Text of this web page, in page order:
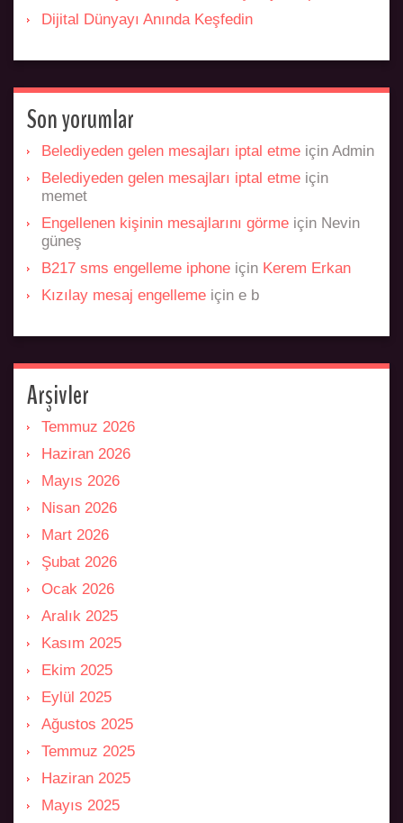
Dijital Dünyayı Anında Keşfedin
Son yorumlar
Belediyeden gelen mesajları iptal etme için Admin
Belediyeden gelen mesajları iptal etme için
memet
Engellenen kişinin mesajlarını görme için Nevin
güneş
B217 sms engelleme iphone için Kerem Erkan
Kızılay mesaj engelleme için e b
Arşivler
Temmuz 2026
Haziran 2026
Mayıs 2026
Nisan 2026
Mart 2026
Şubat 2026
Ocak 2026
Aralık 2025
Kasım 2025
Ekim 2025
Eylül 2025
Ağustos 2025
Temmuz 2025
Haziran 2025
Mayıs 2025